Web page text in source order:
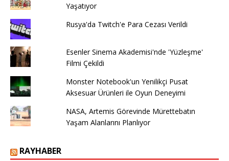
Yaşatıyor
Rusya'da Twitch'e Para Cezası Verildi
Esenler Sinema Akademisi'nde 'Yüzleşme'
Filmi Çekildi
Monster Notebook'un Yenilikçi Pusat
Aksesuar Ürünleri ile Oyun Deneyimi
NASA, Artemis Görevinde Mürettebatın
Yaşam Alanlarını Planlıyor
RAYHABER